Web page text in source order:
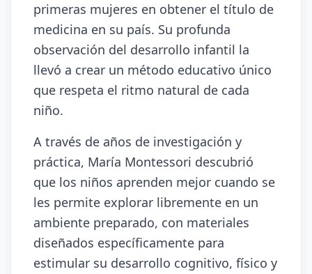
primeras mujeres en obtener el título de
medicina en su país. Su profunda
observación del desarrollo infantil la
llevó a crear un método educativo único
que respeta el ritmo natural de cada
niño.
A través de años de investigación y
práctica, María Montessori descubrió
que los niños aprenden mejor cuando se
les permite explorar libremente en un
ambiente preparado, con materiales
diseñados específicamente para
estimular su desarrollo cognitivo, físico y